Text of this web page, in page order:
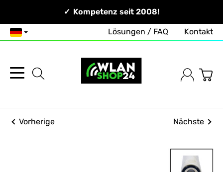
Persönlich & Erreichbar!Kompetenz seit 2008!
Deutsch Lösungen / FAQ Kontakt
Vorherige Nächste